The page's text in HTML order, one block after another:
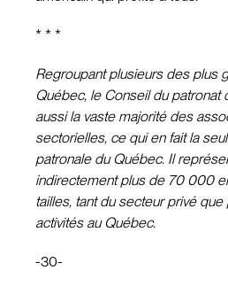
* * *
Regroupant plusieurs des plus
Québec, le Conseil du patronat
aussi la vaste majorité des
sectorielles, ce qui en fait la
patronale du Québec. Il
indirectement plus de 70 000
tailles, tant du secteur privé
activités au Québec.
-30-